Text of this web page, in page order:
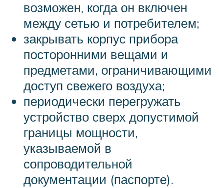
возможен, когда он включен
между сетью и потребителем;
закрывать корпус прибора
посторонними вещами и
предметами, ограничивающими
доступ свежего воздуха;
периодически перегружать
устройство сверх допустимой
границы мощности,
указываемой в
сопроводительной
документации (паспорте).